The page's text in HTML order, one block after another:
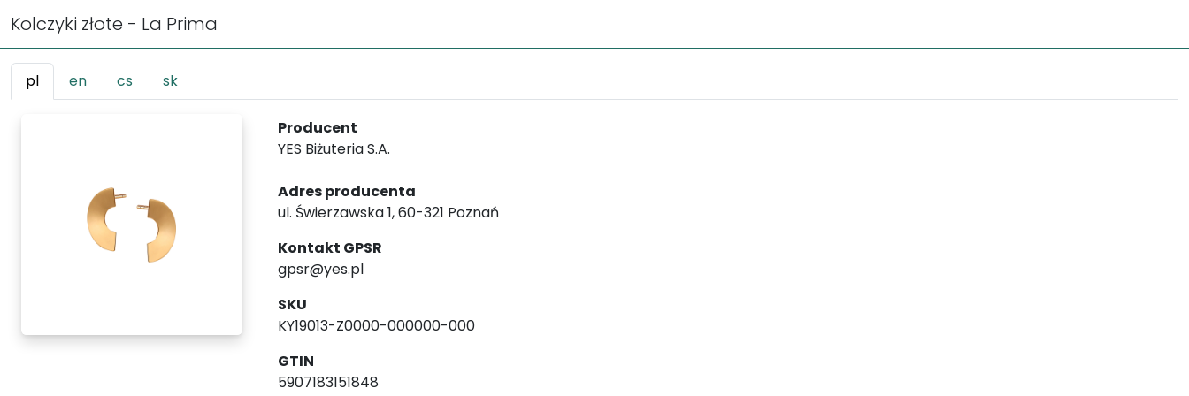
Kolczyki złote - La Prima
pl en cs sk
Producent
YES Biżuteria S.A.
Adres producenta
ul. Świerzawska 1, 60-321 Poznań
Kontakt GPSR
gpsr@yes.pl
SKU
KY19013-Z0000-000000-000
GTIN
5907183151848